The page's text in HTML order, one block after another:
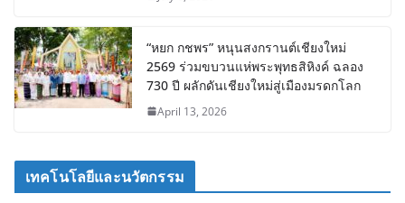
“หยก กชพร” หนุนสงกรานต์เชียงใหม่
2569 ร่วมขบวนแห่พระพุทธสิหิงค์ ฉลอง
730 ปี ผลักดันเชียงใหม่สู่เมืองมรดกโลก
April 13, 2026
เทคโนโลยีและนวัตกรรม